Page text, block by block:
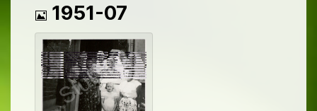
Bild
1951-07